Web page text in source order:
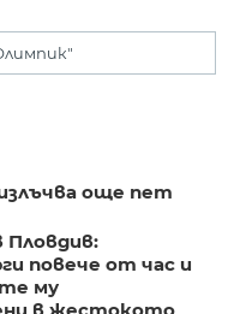
още пет
повече от час и
му